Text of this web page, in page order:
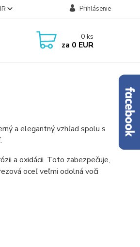
Prihlásenie
0 ks
za 0 EUR
a elegantný vzhľad spolu s
a oxidácii. Toto zabezpečuje,
oceľ veľmi odolná voči